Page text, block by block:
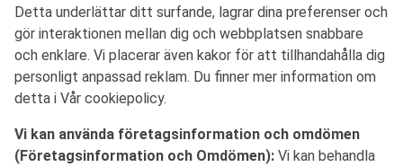
Detta underlättar ditt surfande, lagrar dina preferenser och
gör interaktionen mellan dig och webbplatsen snabbare
och enklare. Vi placerar även kakor för att tillhandahålla dig
personligt anpassad reklam. Du finner mer information om
detta i Vår cookiepolicy.
Vi kan använda företagsinformation och omdömen
(Företagsinformation och Omdömen): Vi kan behandla